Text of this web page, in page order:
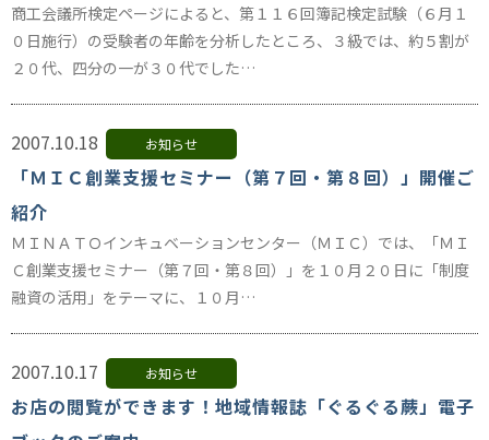
商工会議所検定ページによると、第１１６回簿記検定試験（６月１
０日施行）の受験者の年齢を分析したところ、３級では、約５割が
２０代、四分の一が３０代でした…
2007.10.18 お知らせ
「ＭＩＣ創業支援セミナー（第７回・第８回）」開催ご
紹介
ＭＩＮＡＴＯインキュベーションセンター（ＭＩＣ）では、「ＭＩ
Ｃ創業支援セミナー（第７回・第８回）」を１０月２０日に「制度
融資の活用」をテーマに、１０月…
2007.10.17 お知らせ
お店の閲覧ができます！地域情報誌「ぐるぐる蕨」電子